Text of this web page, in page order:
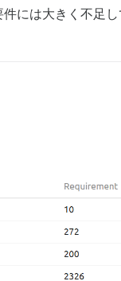
には大きく不足し